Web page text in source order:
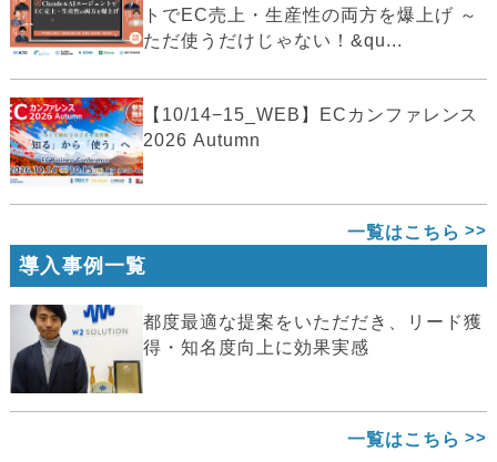
トでEC売上・生産性の両方を爆上げ ～
ただ使うだけじゃない！&qu...
【10/14−15_WEB】ECカンファレンス
2026 Autumn
一覧はこちら
導入事例一覧
都度最適な提案をいただだき、リード獲
得・知名度向上に効果実感
一覧はこちら